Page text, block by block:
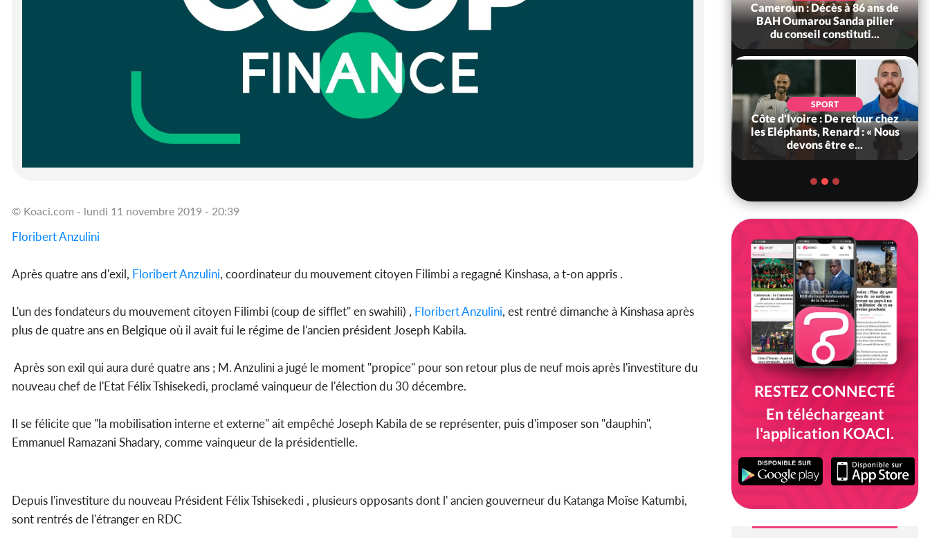
© Koaci.com - lundi 11 novembre 2019 - 20:39
Floribert Anzulini
Après quatre ans d'exil, Floribert Anzulini, coordinateur du mouvement citoyen Filimbi a regagné Kinshasa, a t-on appris .
L'un des fondateurs du mouvement citoyen Filimbi (coup de sifflet" en swahili) , Floribert Anzulini, est rentré dimanche à Kinshasa après
plus de quatre ans en Belgique où il avait fui le régime de l'ancien président Joseph Kabila.
Après son exil qui aura duré quatre ans ; M. Anzulini a jugé le moment "propice" pour son retour plus de neuf mois après l'investiture du
nouveau chef de l'Etat Félix Tshisekedi, proclamé vainqueur de l'élection du 30 décembre.
Il se félicite que "la mobilisation interne et externe" ait empêché Joseph Kabila de se représenter, puis d'imposer son "dauphin",
Emmanuel Ramazani Shadary, comme vainqueur de la présidentielle.
Depuis l'investiture du nouveau Président Félix Tshisekedi , plusieurs opposants dont l' ancien gouverneur du Katanga Moïse Katumbi,
sont rentrés de l'étranger en RDC
Cameroun : Décès à 86 ans de
BAH Oumarou Sanda pilier
du conseil constituti...
SPORT
Côte d'Ivoire : De retour chez
les Eléphants, Renard : « Nous
devons être e...
RESTEZ CONNECTÉ
En téléchargeant
l'application KOACI.